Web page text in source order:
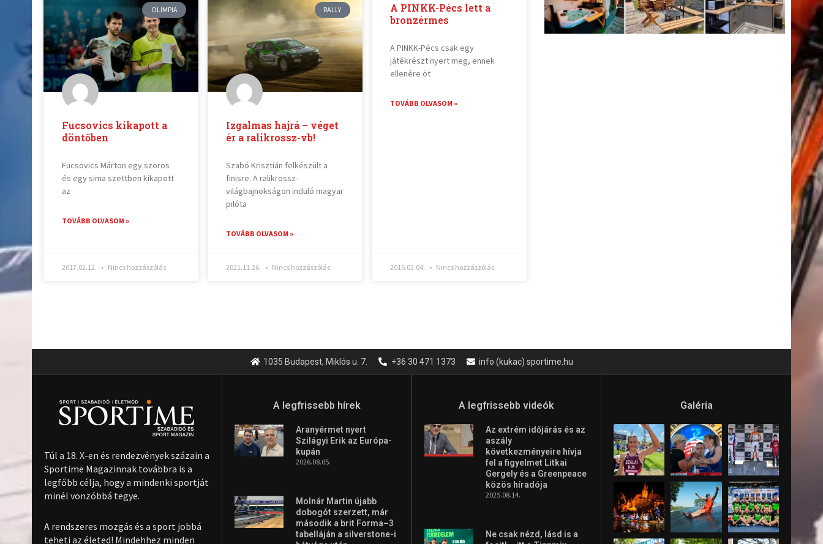
OLIMPIA
Fucsovics kikapott a
döntőben
Fucsovics Márton egy szoros
és egy sima szettben kikapott
az
TOVÁBB OLVASOM »
2017.02.12. Nincs hozzászólás
RALLY
Izgalmas hajrá – véget
ér a ralikrossz-vb!
Szabó Krisztián felkészült a
finisre. A ralikrossz-
világbajnokságon induló magyar
pilóta
TOVÁBB OLVASOM »
2021.11.26. Nincs hozzászólás
A PINKK-Pécs lett a
bronzérmes
A PINKK-Pécs csak egy
játékrészt nyert meg, ennek
ellenére öt
TOVÁBB OLVASOM »
2016.03.04. Nincs hozzászólás
1035 Budapest, Miklós u. 7. +36 30 471 1373 info (kukac) sportime.hu
Túl a 18. X-en és rendezvények százain a
Sportime Magazinnak továbbra is a
legfőbb célja, hogy a mindenki sportját
minél vonzóbbá tegye.
A rendszeres mozgás és a sport jobbá
teheti az életed! Mindehhez minden
A legfrissebb hírek
Aranyérmet nyert
Szilágyi Erik az Európa-
kupán
2026.08.05.
Molnár Martin újabb
dobogót szerzett, már
második a brit Forma–3
tabelláján a silverstone-i
A legfrissebb videók
Az extrém időjárás és az
aszály
következményeire hívja
fel a figyelmet Litkai
Gergely és a Greenpeace
közös híradója
2025.08.14.
Ne csak nézd, lásd is a
Galéria